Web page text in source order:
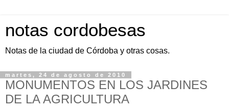
notas cordobesas
Notas de la ciudad de Córdoba y otras cosas.
martes, 24 de agosto de 2010
MONUMENTOS EN LOS JARDINES
DE LA AGRICULTURA